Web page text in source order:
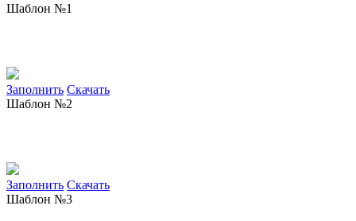
Шаблон №1
Заполнить Скачать
Шаблон №2
Заполнить Скачать
Шаблон №3